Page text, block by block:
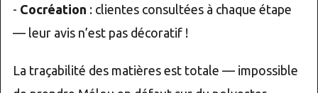
- Cocréation : clientes consultées à chaque étape
— leur avis n’est pas décoratif !
La traçabilité des matières est totale — impossible